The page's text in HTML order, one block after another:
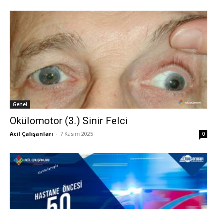
Genel
Okülomotor (3.) Sinir Felci
Acil Çalışanları - 7 Kasım 2025 0